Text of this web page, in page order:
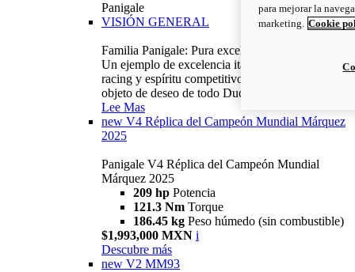
Panigale
VISIÓN GENERAL
Familia Panigale: Pura excelencia italiana.
Un ejemplo de excelencia italiana, con ADN
racing y espíritu competitivo: la Panigale es el
objeto de deseo de todo Ducatista.
Lee Mas
new V4 Réplica del Campeón Mundial Márquez
2025
Panigale V4 Réplica del Campeón Mundial
Márquez 2025
209 hp Potencia
121.3 Nm Torque
186.45 kg Peso húmedo (sin combustible)
$1,993,000 MXN i
Descubre más
new V2 MM93
para mejorar la
marketing. Cookie